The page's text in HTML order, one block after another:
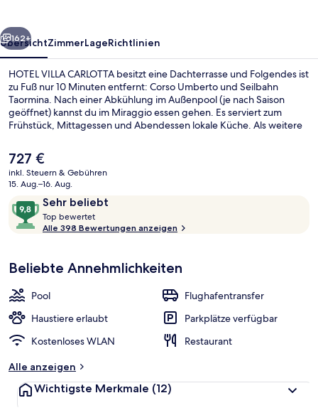
Weiter
162+
ÜbersichtZimmerLageRichtlinien
HOTEL VILLA CARLOTTA besitzt eine Dachterrasse und Folgendes ist
zu Fuß nur 10 Minuten entfernt: Corso Umberto und Seilbahn
Taormina. Nach einer Abkühlung im Außenpool (je nach Saison
geöffnet) kannst du im Miraggio essen gehen. Es serviert zum
Frühstück, Mittagessen und Abendessen lokale Küche. Als weitere
Fitnessbereich und eine Snackbar. Andere Reisende haben viel
Gutes über das hilfsbereite Personal zu berichten.
Der
aktuelle
Preis
727 €.
727 €
inkl. Steuern & Gebühren
15. Aug.–16. Aug.
Bewertungen
Sehr beliebt
9,8
von
10,
beliebt
Top bewertet
o
b
r
e
Alle 398 Bewertungen anzeigen
Beliebte Annehmlichkeiten
Pool
Flughafentransfer
Haustiere erlaubt
Parkplätze verfügbar
Kostenloses WLAN
Restaurant
Alle anzeigen
Wichtigste Merkmale (12)